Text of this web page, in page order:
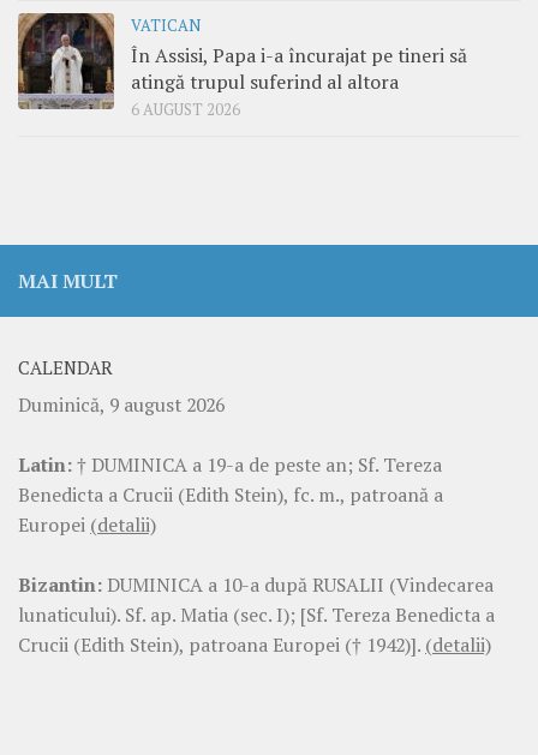
VATICAN
În Assisi, Papa i-a încurajat pe tineri să
atingă trupul suferind al altora
6 AUGUST 2026
MAI MULT
CALENDAR
Duminică, 9 august 2026
Latin:† DUMINICA a 19-a de peste an; Sf. Tereza
Benedicta a Crucii (Edith Stein), fc. m., patroană a
Europei (detalii)
Bizantin: DUMINICA a 10-a după RUSALII (Vindecarea
lunaticului). Sf. ap. Matia (sec. I); [Sf. Tereza Benedicta a
Crucii (Edith Stein), patroana Europei († 1942)]. (detalii)